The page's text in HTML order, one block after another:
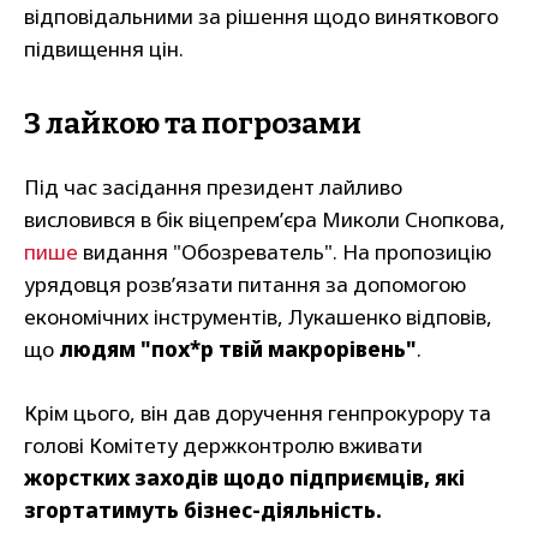
відповідальними за рішення щодо виняткового
підвищення цін.
З лайкою та погрозами
Під час засідання президент лайливо
висловився в бік віцепрем’єра Миколи Снопкова,
пише видання "Обозреватель". На пропозицію
урядовця розв’язати питання за допомогою
економічних інструментів, Лукашенко відповів,
що людям "пох*р твій макрорівень".
Крім цього, він дав доручення генпрокурору та
голові Комітету держконтролю вживати
жорстких заходів щодо підприємців, які
згортатимуть бізнес-діяльність.